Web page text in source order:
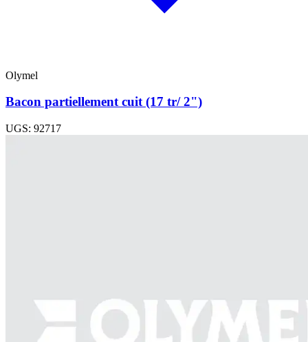
Olymel
Bacon partiellement cuit (17 tr/ 2")
UGS: 92717